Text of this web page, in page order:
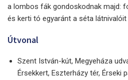
a lombos fák gondoskodnak majd:
és kerti tó egyaránt a séta látnivalóit
Útvonal
Szent István-kút, Megyeháza
Érsekkert, Eszterházy tér, Érseki